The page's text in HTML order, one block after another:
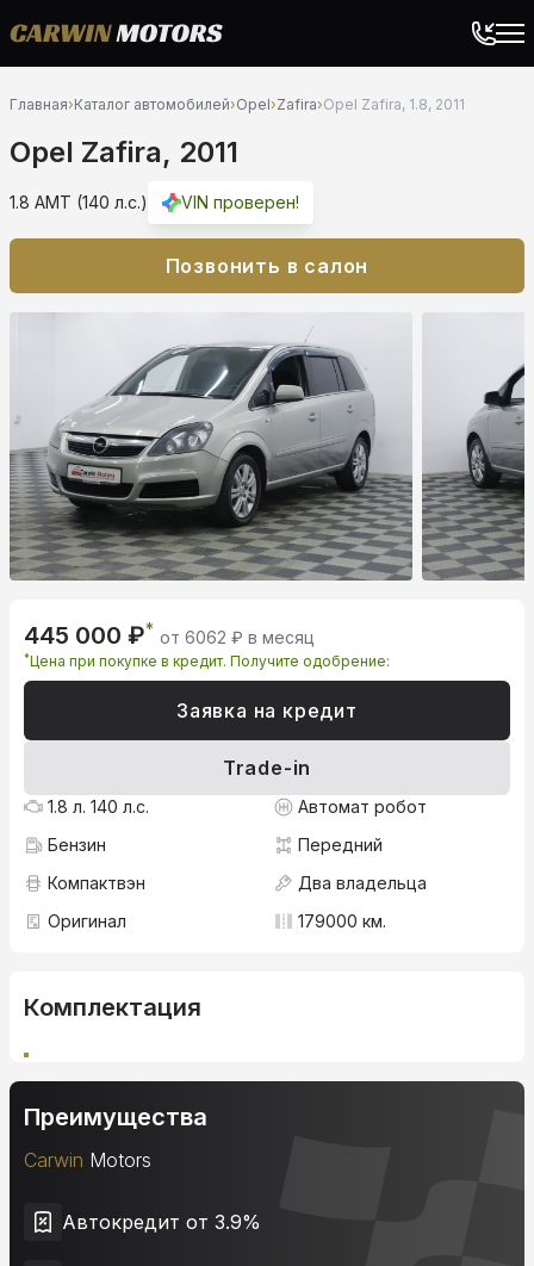
Главная›Каталог автомобилей›Opel›Zafira›Opel Zafira, 1.8, 2011
Opel Zafira, 2011
1.8 AMT (140 л.с.) VIN проверен!
Позвонить в салон
445 000 ₽* от 6062 ₽ в месяц
*Цена при покупке в кредит. Получите одобрение:
Заявка на кредит
Trade-in
1.8 л. 140 л.с.
Автомат робот
Бензин
Передний
Компактвэн
Два владельца
Оригинал
179000 км.
Комплектация
Преимущества
Carwin Motors
Автокредит от 3.9%